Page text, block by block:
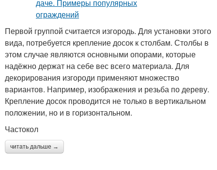
Первой группой считается изгородь. Для установки этого
вида, потребуется крепление досок к столбам. Столбы в
этом случае являются основными опорами, которые
надёжно держат на себе вес всего материала. Для
декорирования изгороди применяют множество
вариантов. Например, изображения и резьба по дереву.
Крепление досок проводится не только в вертикальном
положении, но и в горизонтальном.
Частокол
читать дальше →